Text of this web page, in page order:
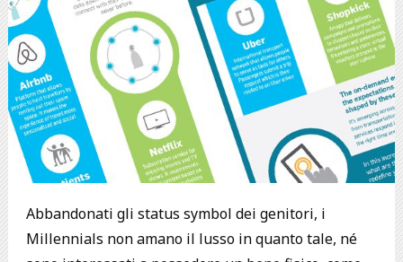
Abbandonati gli status symbol dei genitori, i
Millennials non amano il lusso in quanto tale, né